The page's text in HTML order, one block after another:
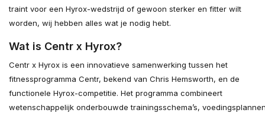
traint voor een Hyrox-wedstrijd of gewoon sterker en fitter wilt
worden, wij hebben alles wat je nodig hebt.
Wat is Centr x Hyrox?
Centr x Hyrox is een innovatieve samenwerking tussen het
fitnessprogramma Centr, bekend van Chris Hemsworth, en de
functionele Hyrox-competitie. Het programma combineert
wetenschappelijk onderbouwde trainingsschema’s,